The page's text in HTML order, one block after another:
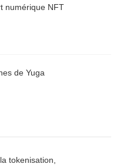
numérique NFT
de Yuga
tokenisation,